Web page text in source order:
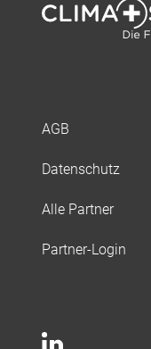
AGB
Datenschutz
Alle Partner
Partner-Login